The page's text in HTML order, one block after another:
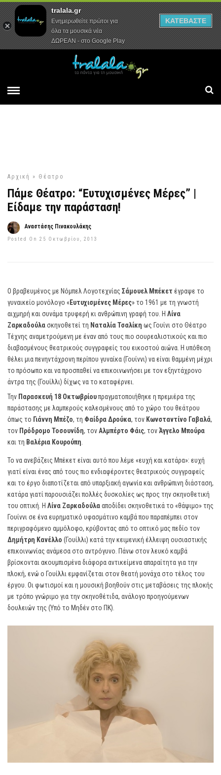
Αρχική Συνεντεύξεις Ρεπορτάζ
Αρχική » Θέατρο
Πάμε Θέατρο: “Ευτυχισμένες Μέρες” |
Είδαμε την παράσταση!
Αναστάσης Πινακουλάκης
Posted On 25 Οκτωβρίου, 2013
Ο βραβευμένος με Νόμπελ Λογοτεχνίας Σάμουελ Μπέκετ έγραψε το
γυναικείο μονόλογο « Ευτυχισμένες Μέρες» το 1961 με τη γνωστή
αιχμηρή και συνάμα τρυφερή κι ανθρώπινη γραφή του. Η Λίνα
Ζαρκαδούλασκηνοθετεί τη Ναταλία Τσαλίκη ως Γουίνι στο Θέατρο
Τέχνης αναμετρούμενη με έναν από τους πιο σουρεαλιστικούς και πιο
διαβασμένους θεατρικούς συγγραφείς του εικοστού αιώνα. Η υπόθεση
θέλει μια πενηντάχρονη περίπου γυναίκα (Γουίννι) να είναι θαμμένη μέχρι
το πρόσωπο και να προσπαθεί να επικοινωνήσει με τον εξηντάχρονο
άντρα της (Γουίλλι) δίχως να το καταφέρνει.
Την Παρασκευή 18 Οκτωβρίουπραγματοποιήθηκε η πρεμιέρα της
παράστασης με λαμπερούς καλεσμένους από το χώρο του θεάτρου
όπως το Γιάννη Μπέζο, τη Φαίδρα Δρούκα, τον Κωνσταντίνο Γαβαλά,
τον Πρόδρομο Τοσουνίδη, τονΑλμπέρτο Φάις, τονΆγγελο Μπούρα
και τη Βαλέρια Κουρούπη
Το να ανεβάζεις Μπέκετ είναι αυτό που λέμε «ευχή και κατάρα»: ευχή
γιατί είναι ένας από τους πιο ενδιαφέροντες θεατρικούς συγγραφείς
και το έργο διαποτίζεται από υπαρξιακή αγωνία και ανθρώπινη διάσταση,
κατάρα γιατί παρουσιάζει πολλές δυσκολίες ως προς την σκηνοθετική
του οπτική. Η Λίνα Ζαρκαδούλααποδίδει σκηνοθετικά το «θάψιμο» της
Γουίννι σε ένα ευρηματικό υφασμάτινο καμβά που παραπέμπει στον
περιγραφόμενο αμμόλοφο, κρύβοντας από το οπτικό μας πεδίο τον
Δημήτρη Κανέλλο (Γουίλλι) κατά την κειμενική έλλειψη ουσιαστικής
επικοινωνίας ανάμεσα στο αντρόγυνο. Πάνω στον λευκό καμβά
βρίσκονται ακουμπισμένα διάφορα αντικείμενα απαραίτητα για την
πλοκή, ενώ ο Γουίλλι εμφανίζεται στον θεατή μονάχα στο τέλος του
έργου. Οι φωτισμοί και η μουσική βοηθούν στις μεταβάσεις της πλοκής
με τρόπο γνώριμο για την σκηνοθέτιδα, ανάλογο προηγούμενων
δουλειών της (Υπό το Μηδέν στο ΠΚ).
tralala.gr
Ενημερωθείτε πρώτοι για
όλα τα μουσικά νέα
ΔΩΡΕΑΝ - στο Google Play
ΚΑΤΕΒΑΣΤΕ